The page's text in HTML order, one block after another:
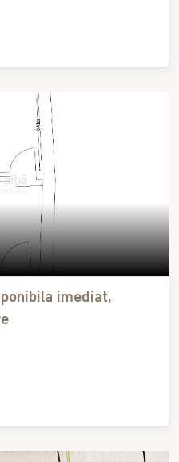
imediat,